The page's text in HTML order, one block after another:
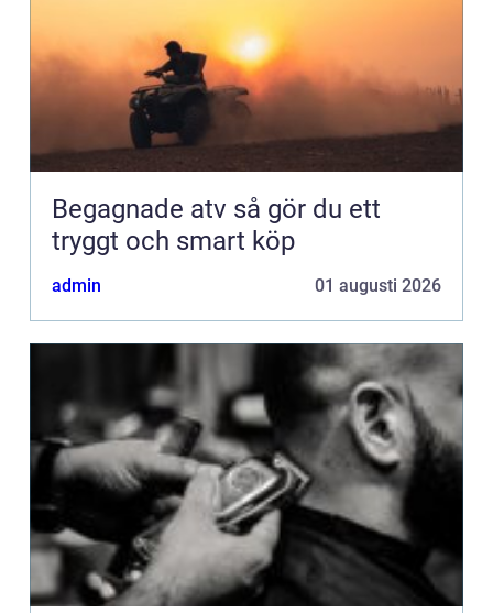
Begagnade atv så gör du ett
tryggt och smart köp
admin 01 augusti 2026